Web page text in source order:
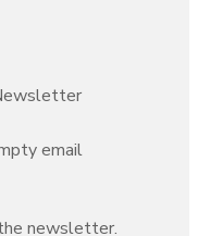
email
newsletter.